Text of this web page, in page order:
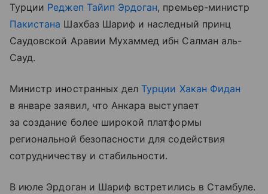
Турции Реджеп Тайип Эрдоган, премьер-министр
Пакистана Шахбаз Шариф и наследный принц
Саудовской Аравии Мухаммед ибн Салман аль-
Сауд.
Министр иностранных дел Турции Хакан Фидан
в январе заявил, что Анкара выступает
за создание более широкой платформы
региональной безопасности для содействия
сотрудничеству и стабильности.
В июле Эрдоган и Шариф встретились в Стамбуле.